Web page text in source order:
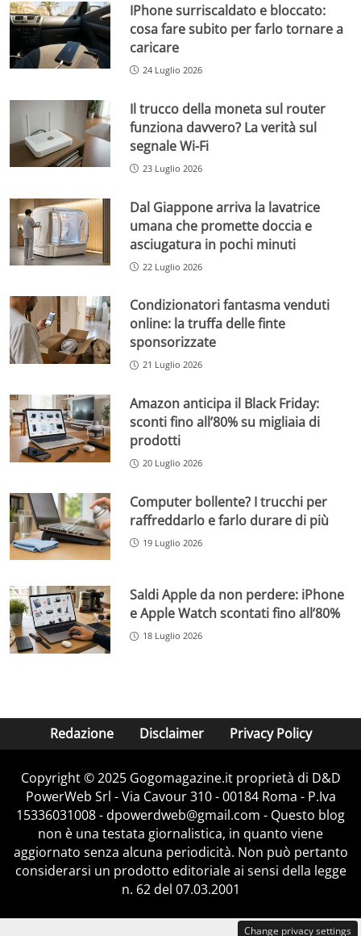
IPhone surriscaldato e bloccato:
cosa fare subito per farlo tornare a
caricare
24 Luglio 2026
Il trucco della moneta sul router
funziona davvero? La verità sul
segnale Wi-Fi
23 Luglio 2026
Dal Giappone arriva la lavatrice
umana che promette doccia e
asciugatura in pochi minuti
22 Luglio 2026
Condizionatori fantasma venduti
online: la truffa delle finte
sponsorizzate
21 Luglio 2026
Amazon anticipa il Black Friday:
sconti fino all’80% su migliaia di
prodotti
20 Luglio 2026
Computer bollente? I trucchi per
raffreddarlo e farlo durare di più
19 Luglio 2026
Saldi Apple da non perdere: iPhone
e Apple Watch scontati fino all’80%
18 Luglio 2026
Redazione Disclaimer Privacy Policy
Copyright © 2025 Gogomagazine.it proprietà di D&D
PowerWeb Srl - Via Cavour 310 - 00184 Roma - P.Iva
15336031008 - dpowerdweb@gmail.com - Questo blog
non è una testata giornalistica, in quanto viene
aggiornato senza alcuna periodicità. Non può pertanto
considerarsi un prodotto editoriale ai sensi della legge
n. 62 del 07.03.2001
Change privacy settings